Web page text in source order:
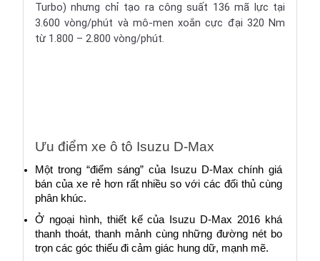
Turbo) nhưng chỉ tạo ra công suất 136 mã lực tại
3.600 vòng/phút và mô-men xoắn cực đại 320 Nm
từ 1.800 – 2.800 vòng/phút.
Ưu điểm xe ô tô Isuzu D-Max
Một trong “điểm sáng” của Isuzu D-Max chính giá
bán của xe rẻ hơn rất nhiều so với các đối thủ cùng
phân khúc.
Ở ngoại hình, thiết kế của Isuzu D-Max 2016 khá
thanh thoát, thanh mảnh cùng những đường nét bo
trọn các góc thiếu đi cảm giác hung dữ, mạnh mẽ.